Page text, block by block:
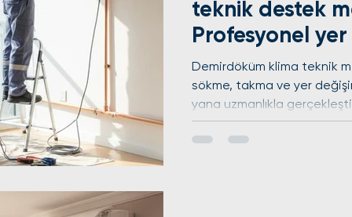
teknik destek
Profesyonel
Demirdöküm klima teknik
sökme, takma ve yer
yana uzmanlıkla
tekniği ile maliyeti
damlatma gibi sorunların